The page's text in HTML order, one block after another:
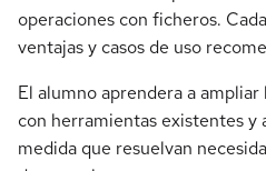
operaciones con ficheros.
ventajas y casos de uso
El alumno aprendera a
con herramientas existentes y
medida que resuelvan